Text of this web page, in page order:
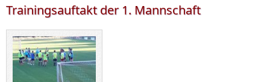
Trainingsauftakt der 1. Mannschaft